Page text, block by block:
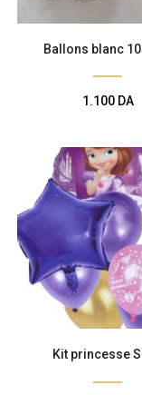
Ballons blanc
1.100 DA
Kit princesse